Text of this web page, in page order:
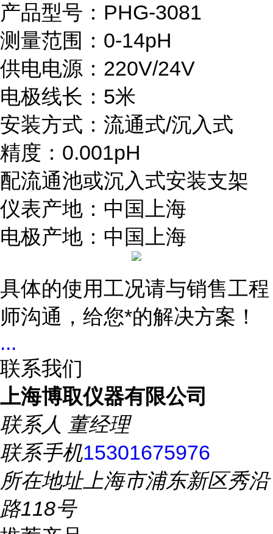
产品型号：PHG-3081
测量范围：0-14pH
供电电源：220V/24V
电极线长：5米
安装方式：流通式/沉入式
精度：0.001pH
配流通池或沉入式安装支架
仪表产地：中国上海
电极产地：中国上海
具体的使用工况请与销售工程
师沟通，给您*的解决方案！
...
联系我们
上海博取仪器有限公司
联系人 董经理
联系手机15301675976
所在地址上海市浦东新区秀沿
路118号